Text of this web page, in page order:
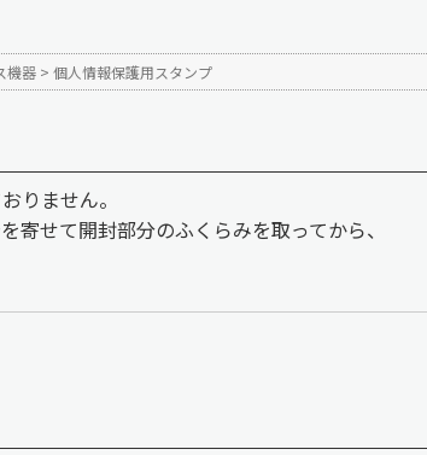
機器 > 個人情報保護用スタンプ
りません。
寄せて開封部分のふくらみを取ってから、